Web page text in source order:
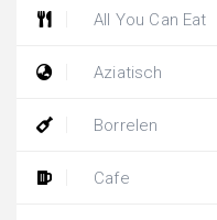
All You Can Eat
Aziatisch
Borrelen
Cafe